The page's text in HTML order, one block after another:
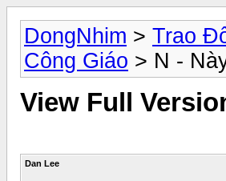
DongNhim > Trao
Công Giáo > N -
View Full
Dan Lee